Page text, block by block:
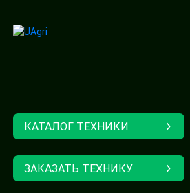
КАТАЛОГ ТЕХНИКИ
ЗАКАЗАТЬ ТЕХНИКУ